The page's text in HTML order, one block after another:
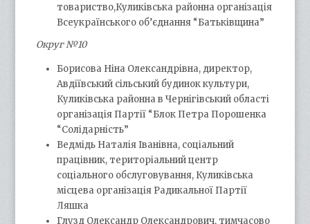
товариство,Куликівська районна організація
Всеукраїнського об’єднання “Батьківщина”
Округ №10
Борисова Ніна Олександрівна, директор,
Авдіївський сільський будинок культури,
Куликівська районна в Чернігівський області
організація Партії “Блок Петра Порошенка
“Солідарність”
Ведмідь Наталія Іванівна, соціальний
працівник, територіальний центр
соціального обслуговування, Куликівська
місцева організація Радикальної Партії
Ляшка
Глузд Олександр Олександрович, тимчасово